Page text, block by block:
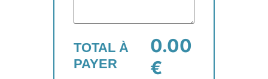
TOTAL À
PAYER
0.00
€